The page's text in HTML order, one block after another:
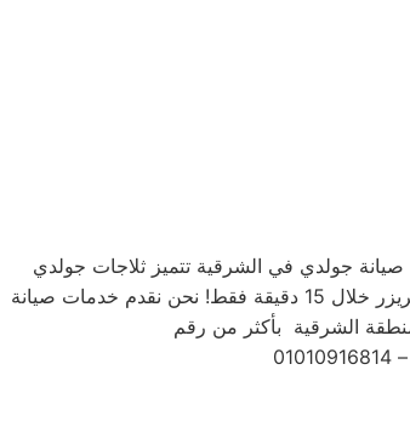
صيانة جولدي في الشرقية تتميز ثلاجات جولدي
بتشكيلة متنوعة من الأحجام، حيث تتوفر الصغيرة ذات السعة الكبيرة ذات السعة الأكبر لتلبية جميع احتياجات المستخدم . يمكنك تجميد أي شيء في الفريزر خلال 15 دقيقة فقط! نحن نقدم خدمات صيانة